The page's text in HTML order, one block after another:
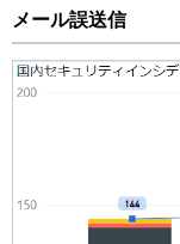
メール誤送信